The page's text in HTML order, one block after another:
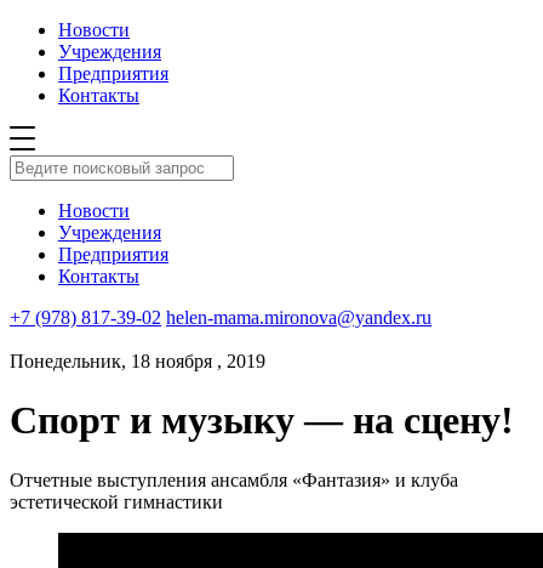
Новости
Учреждения
Предприятия
Контакты
Новости
Учреждения
Предприятия
Контакты
+7 (978) 817-39-02 helen-mama.mironova@yandex.ru
Понедельник, 18 ноября , 2019
Спорт и музыку — на сцену!
Отчетные выступления ансамбля «Фантазия» и клуба
эстетической гимнастики